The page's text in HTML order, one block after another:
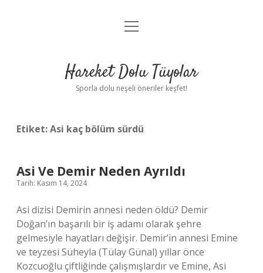
Anasayfa
Yasal Uyarı
menüyü
Hareket Dolu Tüyolar
Sporla dolu neşeli öneriler keşfet!
Etiket:Asi kaç bölüm sürdü
Asi Ve Demir Neden Ayrıldı
Tarih: Kasım 14, 2024
Asi dizisi Demirin annesi neden öldü? Demir
Doğan’ın başarılı bir iş adamı olarak şehre
gelmesiyle hayatları değişir. Demir’in annesi Emine
ve teyzesi Süheyla (Tülay Günal) yıllar önce
Kozcuoğlu çiftliğinde çalışmışlardır ve Emine, Asi